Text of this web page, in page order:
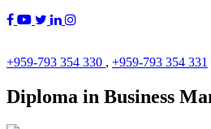
+959-793 354 330 , +959-793 354 331
Diploma in Business